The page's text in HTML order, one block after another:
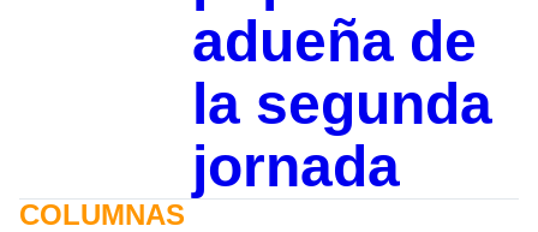
adueña de
la segunda
jornada
COLUMNAS